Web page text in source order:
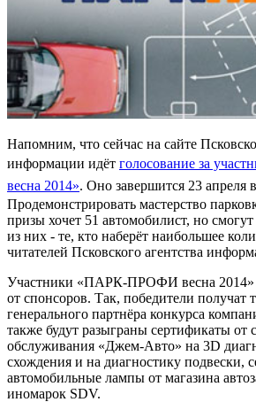
Напомним, что сейчас на сайте
информации идёт голосование за
весна 2014». Оно завершится 23 апреля
Продемонстрировать мастерство
призы хочет 51 автомобилист, но смогут
из них - те, кто наберёт наибольшее
читателей Псковского агентства
Участники «ПАРК-ПРОФИ весна 2014»
от спонсоров. Так, победители получат
генерального партнёра конкурса
также будут разыграны сертификаты от
обслуживания «Джем-Авто» на 3D
схождения и на диагностику подвески,
автомобильные лампы от магазина
иномарок SDV.